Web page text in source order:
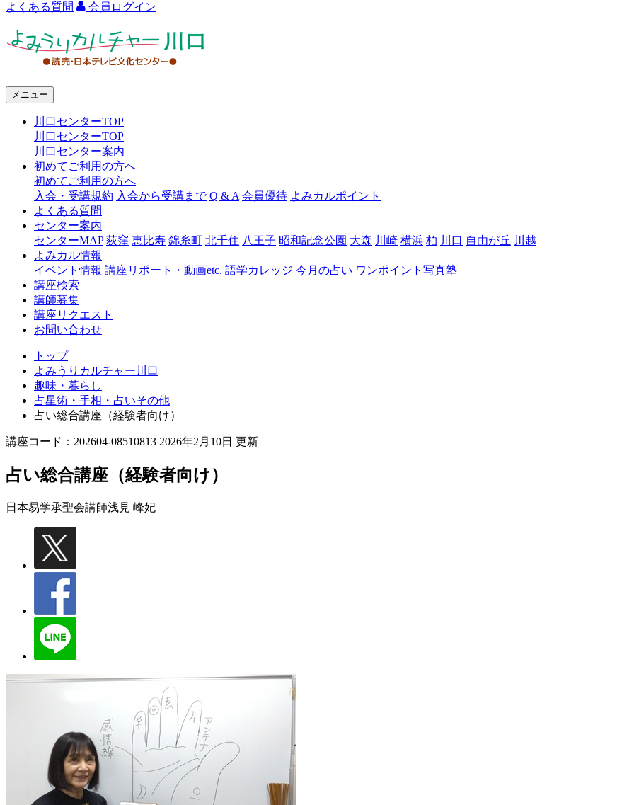
よくある質問 会員ログイン
ャ
川
口
メニュー
川口センターTOP
川口センターTOP
川口センター案内
初めてご利用の方へ
初めてご利用の方へ
入会・受講規約 入会から受講まで Q & A 会員優待 よみカルポイント
よくある質問
センター案内
センターMAP 荻窪 恵比寿 錦糸町 北千住 八王子 昭和記念公園 大森 川崎 横浜 柏 川口 自由が丘 川越
よみカル情報
イベント情報 講座リポート・動画etc. 語学カレッジ 今月の占い ワンポイント写真塾
講座検索
講師募集
講座リクエスト
お問い合わせ
トップ
よみうりカルチャー川口
趣味・暮らし
占星術・手相・占いその他
占い総合講座（経験者向け）
講座コード：202604-08510813 2026年2月10日 更新
占い総合講座（経験者向け）
日本易学承聖会講師浅見 峰妃